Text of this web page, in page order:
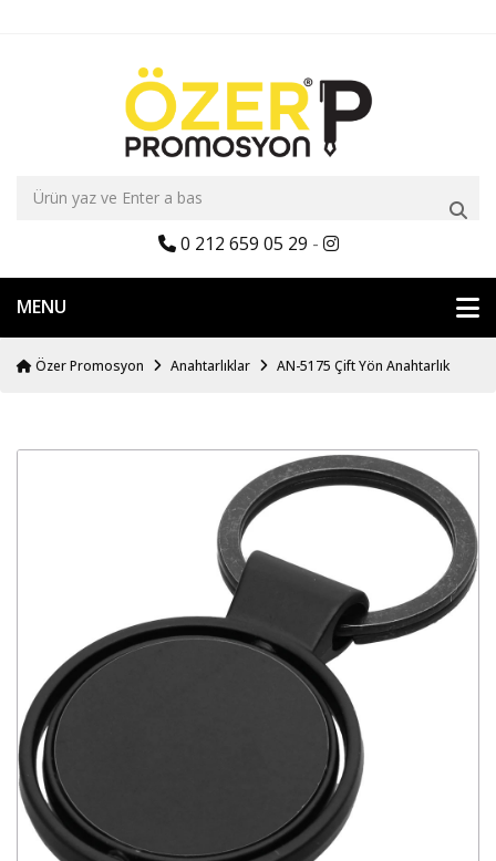
0 212 659 05 29 -
MENU
Özer Promosyon Anahtarlıklar AN-5175 Çift Yön Anahtarlık